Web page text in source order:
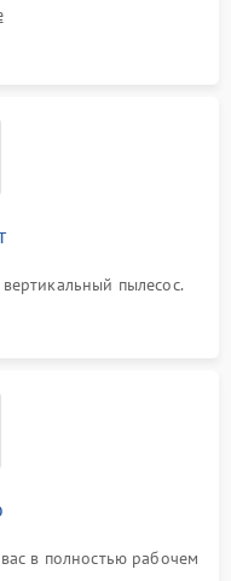
пылесос.
в полностью рабочем